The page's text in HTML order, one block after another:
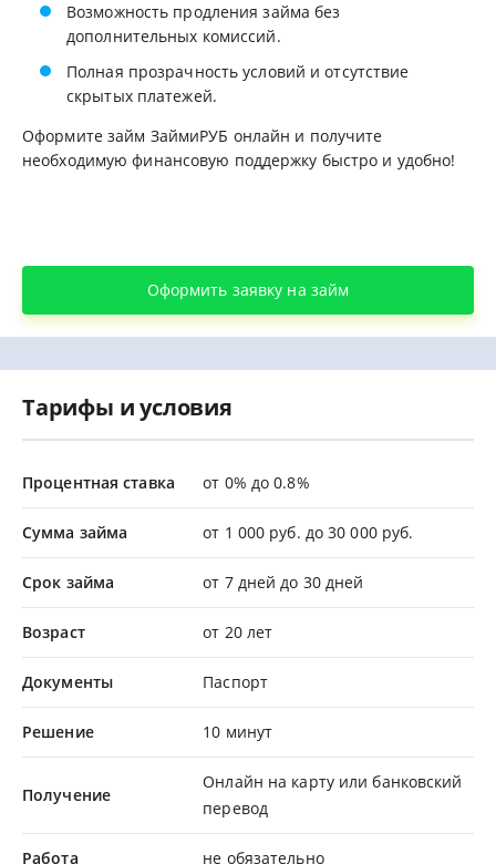
Возможность продления займа без
дополнительных комиссий.
Полная прозрачность условий и отсутствие
скрытых платежей.
Оформите займ ЗаймиРУБ онлайн и получите
необходимую финансовую поддержку быстро и удобно!
Оформить заявку на займ
Тарифы и условия
Процентная ставка от 0% до 0.8%
Сумма займа от 1 000 руб. до 30 000 руб.
Срок займа от 7 дней до 30 дней
Возраст от 20 лет
Документы Паспорт
Решение 10 минут
Получение
Онлайн на карту или банковский
перевод
Работа не обязательно